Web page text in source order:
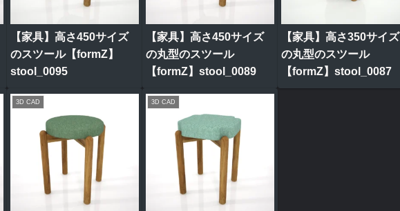
【家具】高さ450サイズ
のスツール【formZ】
stool_0095
【家具】高さ450サイズ
の丸型のスツール
【formZ】stool_0089
【家具】高さ350サイズ
の丸型のスツール
【formZ】stool_0087
3D CAD 3D CAD